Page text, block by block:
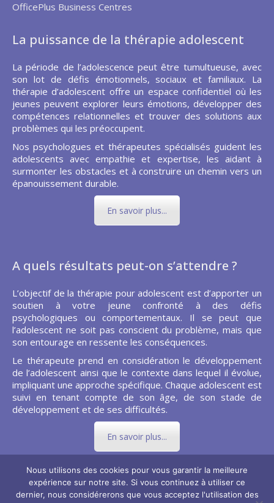
OfficePlus Business Centres
La puissance de la thérapie adolescent
La période de l’adolescence peut être tumultueuse, avec
son lot de défis émotionnels, sociaux et familiaux. La
thérapie d’adolescent offre un espace confidentiel où les
jeunes peuvent explorer leurs émotions, développer des
compétences relationnelles et trouver des solutions aux
problèmes qui les préoccupent.
Nos psychologues et thérapeutes spécialisés guident les
adolescents avec empathie et expertise, les aidant à
surmonter les obstacles et à construire un chemin vers un
épanouissement durable.
En savoir plus...
A quels résultats peut-on s’attendre ?
L’objectif de la thérapie pour adolescent est d’apporter un
soutien à votre jeune confronté à des défis
psychologiques ou comportementaux. Il se peut que
l’adolescent ne soit pas conscient du problème, mais que
son entourage en ressente les conséquences.
Le thérapeute prend en considération le développement
de l’adolescent ainsi que le contexte dans lequel il évolue,
impliquant une approche spécifique. Chaque adolescent est
suivi en tenant compte de son âge, de son stade de
développement et de ses difficultés.
En savoir plus...
Nous utilisons des cookies pour vous garantir la meilleure
expérience sur notre site. Si vous continuez à utiliser ce
dernier, nous considérerons que vous acceptez l'utilisation des